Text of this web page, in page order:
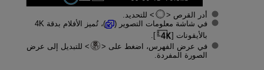
أدر القرص
للتحديد.
في شاشة معلومات التصوير (
)، تُميز الأفلام بدقة 4K
بالأيقونات [
].
في عرض الفهرس، اضغط على
للتبديل إلى عرض
الصورة المفردة.